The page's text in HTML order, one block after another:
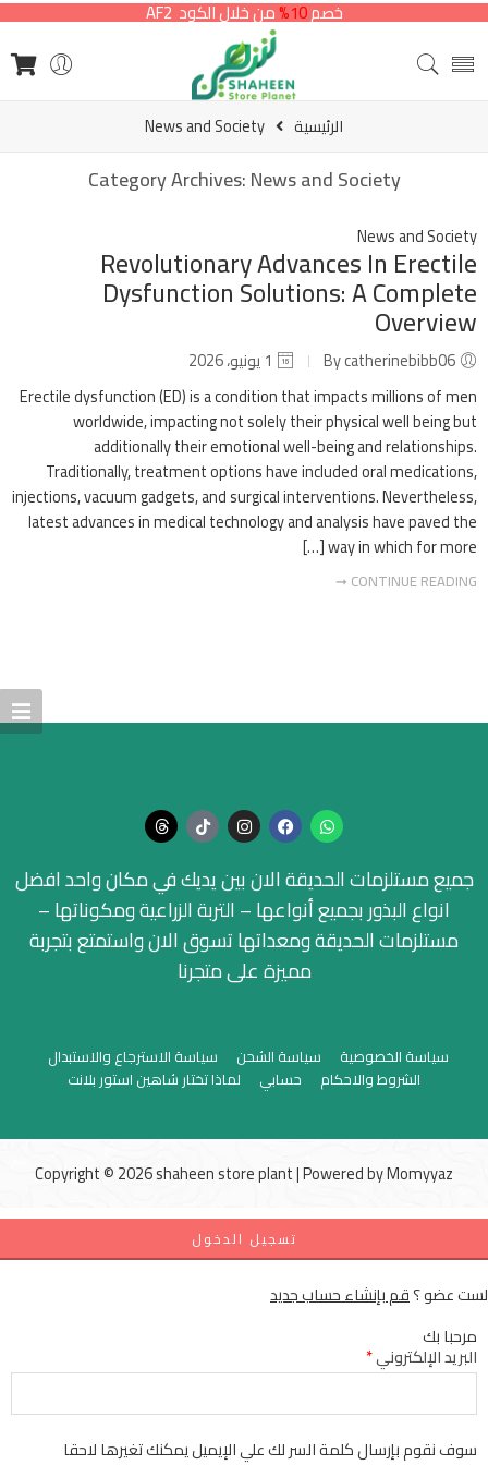
خصم10% من خلال الكود AF2
الرئيسية News and Society
Category Archives:News and Society
News and Society
Revolutionary Advances In Erectile
Dysfunction Solutions: A Complete
Overview
Erectile dysfunction (ED) is a condition that impacts millions of men
worldwide, impacting not solely their physical well being but
additionally their emotional well-being and relationships.
Traditionally, treatment options have included oral medications,
injections, vacuum gadgets, and surgical interventions. Nevertheless,
latest advances in medical technology and analysis have paved the
way in which for more […]
CONTINUE READING ➞
جميع مستلزمات الحديقة الان بين يديك في مكان واحد افضل
انواع البذور بجميع أنواعها – التربة الزراعية ومكوناتها –
مستلزمات الحديقة ومعداتها تسوق الان واستمتع بتجربة
مميزة على متجرنا
سياسة الخصوصية سياسة الشحن
سياسة الاسترجاع والاستبدال
الشروط والاحكام
حسابي لماذا تختار شاهين استور بلانت
Copyright © 2026 shaheen store plant | Powered byMomyyaz
تسجيل الدخول
لست عضو ؟قم بإنشاء حساب جديد
مرحبا بك
البريد الإلكتروني*
سوف نقوم بإرسال كلمة السر لك علي الإيميل يمكنك تغيرها لاحقا